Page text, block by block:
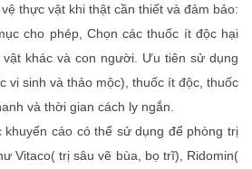
thực vật khi thật cần thiết và đảm bảo:
cho phép, Chọn các thuốc ít độc hại
khác và con người. Ưu tiên sử dụng
vi sinh và thảo mộc), thuốc ít độc, thuốc
và thời gian cách ly ngắn.
cáo có thể sử dụng để phòng trị
Vitaco( trị sâu vẽ bùa, bọ trĩ), Ridomin(